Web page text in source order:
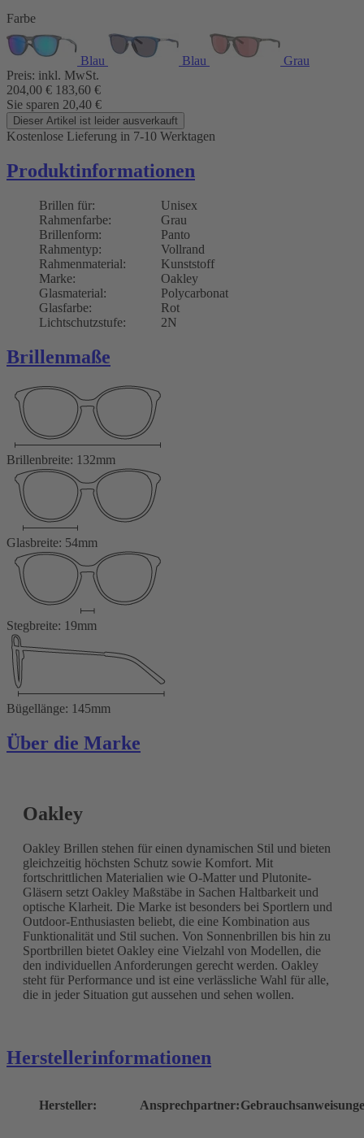
Farbe
Blau Blau
Grau
Preis: inkl. MwSt.
204,00 € 183,60 €
Sie sparen 20,40 €
Dieser Artikel ist leider ausverkauft
Kostenlose Lieferung in 7-10 Werktagen
Produktinformationen
Brillen für:
Unisex
Rahmenfarbe:
Grau
Brillenform:
Panto
Rahmentyp:
Vollrand
Rahmenmaterial:
Kunststoff
Marke:
Oakley
Glasmaterial:
Polycarbonat
Glasfarbe:
Rot
Lichtschutzstufe:
2N
Brillenmaße
Brillenbreite: 132mm
Glasbreite: 54mm
Stegbreite: 19mm
Bügellänge: 145mm
Über die Marke
Oakley
Oakley Brillen stehen für einen dynamischen Stil und bieten
gleichzeitig höchsten Schutz sowie Komfort. Mit
fortschrittlichen Materialien wie O-Matter und Plutonite-
Gläsern setzt Oakley Maßstäbe in Sachen Haltbarkeit und
optische Klarheit. Die Marke ist besonders bei Sportlern und
Outdoor-Enthusiasten beliebt, die eine Kombination aus
Funktionalität und Stil suchen. Von Sonnenbrillen bis hin zu
Sportbrillen bietet Oakley eine Vielzahl von Modellen, die
den individuellen Anforderungen gerecht werden. Oakley
steht für Performance und ist eine verlässliche Wahl für alle,
die in jeder Situation gut aussehen und sehen wollen.
Herstellerinformationen
Hersteller: Ansprechpartner: